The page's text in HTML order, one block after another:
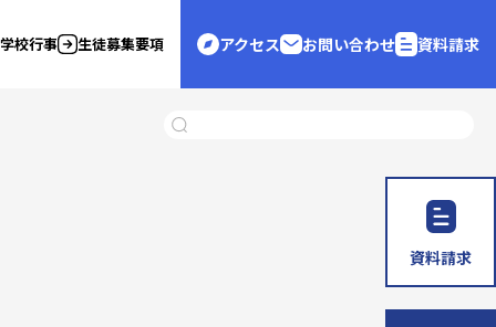
学校行事 生徒募集要項 アクセス お問い合わせ 資料請求
資料請求